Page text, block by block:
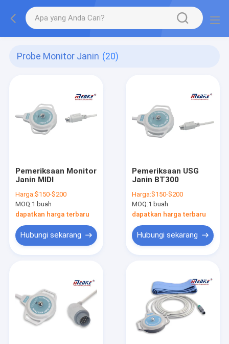
Probe Monitor Janin (20)
Pemeriksaan Monitor
Janin MIDI
Harga:$150-$200
MOQ:1 buah
dapatkan harga terbaru
Hubungi sekarang
Pemeriksaan USG
Janin BT300
Harga:$150-$200
MOQ:1 buah
dapatkan harga terbaru
Hubungi sekarang